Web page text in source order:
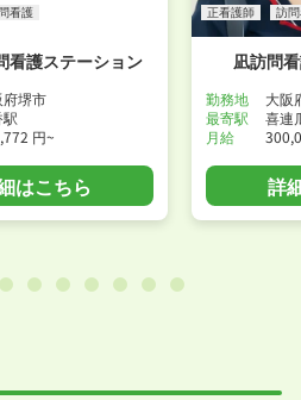
看護
看護ステーション
府堺市
円~
はこちら
正看護師 訪
凪訪問
勤務地
大阪
最寄駅
喜連
月給
詳